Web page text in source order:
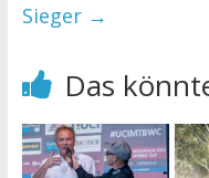
Sieger →
Das